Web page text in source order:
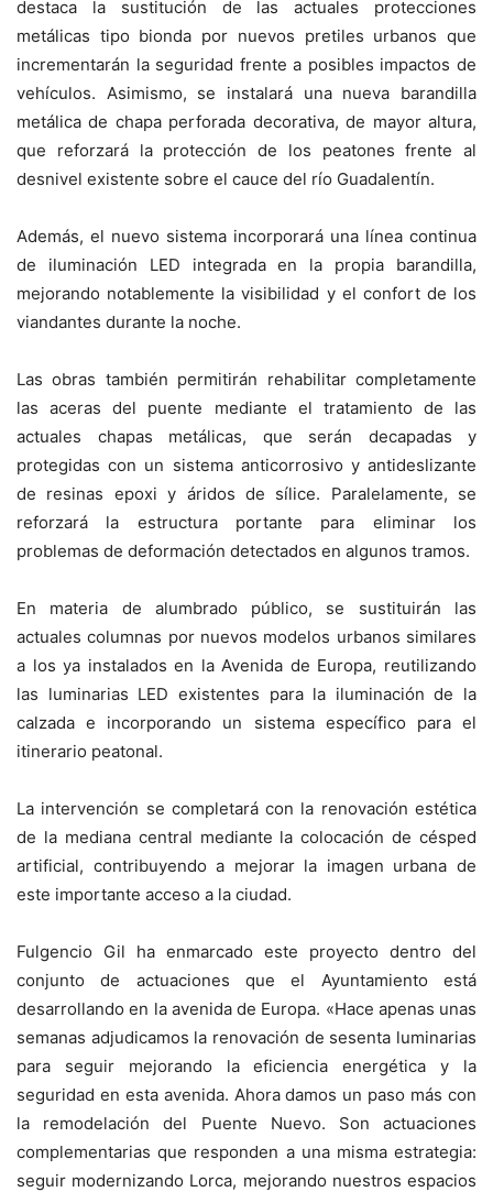
destaca la sustitución de las actuales protecciones
metálicas tipo bionda por nuevos pretiles urbanos que
incrementarán la seguridad frente a posibles impactos de
vehículos. Asimismo, se instalará una nueva barandilla
metálica de chapa perforada decorativa, de mayor altura,
que reforzará la protección de los peatones frente al
desnivel existente sobre el cauce del río Guadalentín.
Además, el nuevo sistema incorporará una línea continua
de iluminación LED integrada en la propia barandilla,
mejorando notablemente la visibilidad y el confort de los
viandantes durante la noche.
Las obras también permitirán rehabilitar completamente
las aceras del puente mediante el tratamiento de las
actuales chapas metálicas, que serán decapadas y
protegidas con un sistema anticorrosivo y antideslizante
de resinas epoxi y áridos de sílice. Paralelamente, se
reforzará la estructura portante para eliminar los
problemas de deformación detectados en algunos tramos.
En materia de alumbrado público, se sustituirán las
actuales columnas por nuevos modelos urbanos similares
a los ya instalados en la Avenida de Europa, reutilizando
las luminarias LED existentes para la iluminación de la
calzada e incorporando un sistema específico para el
itinerario peatonal.
La intervención se completará con la renovación estética
de la mediana central mediante la colocación de césped
artificial, contribuyendo a mejorar la imagen urbana de
este importante acceso a la ciudad.
Fulgencio Gil ha enmarcado este proyecto dentro del
conjunto de actuaciones que el Ayuntamiento está
desarrollando en la avenida de Europa. «Hace apenas unas
semanas adjudicamos la renovación de sesenta luminarias
para seguir mejorando la eficiencia energética y la
seguridad en esta avenida. Ahora damos un paso más con
la remodelación del Puente Nuevo. Son actuaciones
complementarias que responden a una misma estrategia:
seguir modernizando Lorca, mejorando nuestros espacios